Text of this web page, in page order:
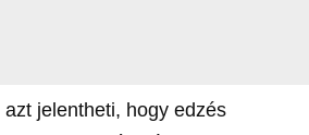
jelentheti, hogy edzés